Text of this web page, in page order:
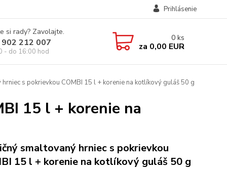
Prihlásenie
si rady? Zavolajte.
212 007
- do 16:00 hod
0 ks
za 0,00 EUR
s pokrievkou COMBI 15 l + korenie na kotlíkový guláš 50 g
15 l + korenie na
smaltovaný hrniec s pokrievkou
15 l + korenie na kotlíkový guláš 50 g